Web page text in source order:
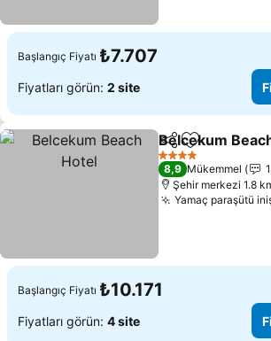
Başlangıç Fiyatı ₺7.707
Fiyatları görün: 2 site
Paylaş
Belcekum
4 Yıldız
8,9 Mükemmel
Şehir merkezi 1.8
Yamaç paraşütü
Başlangıç Fiyatı ₺10.171
Fiyatları görün: 4 site